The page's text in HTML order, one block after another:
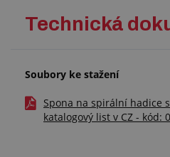
Technická
Soubory ke stažení
Spona na spirální hadice
katalogový list v CZ - kód: